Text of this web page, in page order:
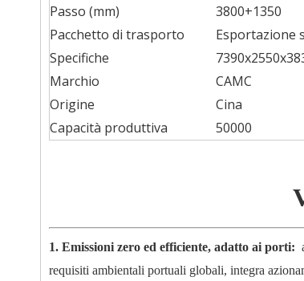
Passo (mm)
3800+1350
Pacchetto di trasporto
Esportazione
Specifiche
Marchio
CAMC
Origine
Cina
Capacità produttiva
50000
1. Emissioni zero ed efficiente, adatto ai porti:
requisiti ambientali portuali globali, integra